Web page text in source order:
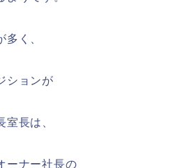
く、
ションが
長は、
ーナー社長の